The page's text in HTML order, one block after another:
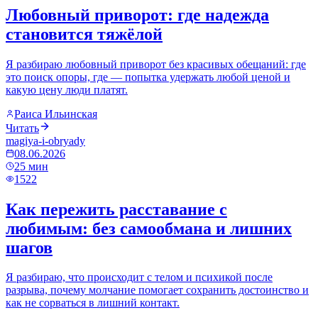
Любовный приворот: где надежда
становится тяжёлой
Я разбираю любовный приворот без красивых обещаний: где
это поиск опоры, где — попытка удержать любой ценой и
какую цену люди платят.
Раиса Ильинская
Читать
magiya-i-obryady
08.06.2026
25 мин
1522
Как пережить расставание с
любимым: без самообмана и лишних
шагов
Я разбираю, что происходит с телом и психикой после
разрыва, почему молчание помогает сохранить достоинство и
как не сорваться в лишний контакт.